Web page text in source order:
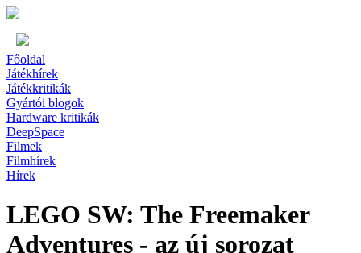
Főoldal
Játékhírek
Játékkritikák
Gyártói blogok
Hardware kritikák
DeepSpace
Filmek
Filmhírek
Hírek
LEGO SW: The Freemaker
Adventures - az új sorozat